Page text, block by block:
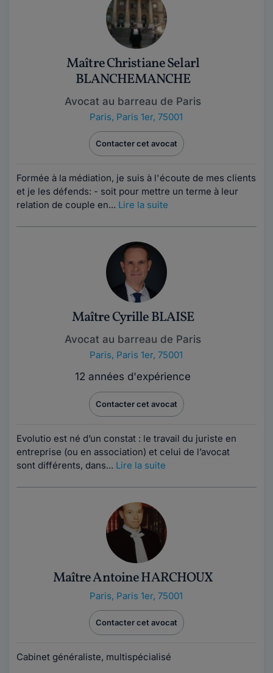
Maître Christiane Selarl
BLANCHEMANCHE
Avocat au barreau de Paris
Paris, Paris 1er, 75001
Contacter cet avocat
Formée à la médiation, je suis à l'écoute de mes clients
et je les défends: - soit pour mettre un terme à leur
relation de couple en... Lire la suite
Maître Cyrille BLAISE
Avocat au barreau de Paris
Paris, Paris 1er, 75001
12 années d'expérience
Contacter cet avocat
Evolutio est né d’un constat : le travail du juriste en
entreprise (ou en association) et celui de l’avocat
sont différents, dans... Lire la suite
Maître Antoine HARCHOUX
Paris, Paris 1er, 75001
Contacter cet avocat
Cabinet généraliste, multispécialisé